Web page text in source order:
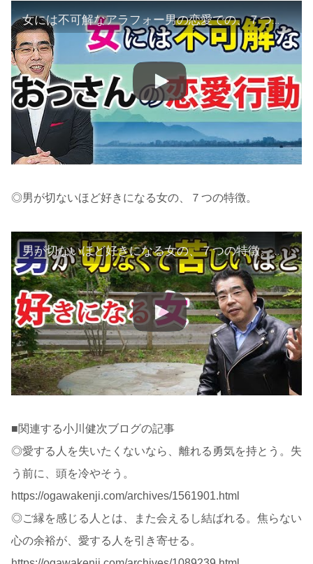
女には不可解なアラフォー男の恋愛での、７つの行動。おっさんの不思議な態度の裏にある本音。
◎男が切ないほど好きになる女の、７つの特徴。
男が切ないほど好きになる女の、７つの特徴。苦しくなるほど女を愛する男性心理。
■関連する小川健次ブログの記事
◎愛する人を失いたくないなら、離れる勇気を持とう。失
う前に、頭を冷やそう。
https://ogawakenji.com/archives/1561901.html
◎ご縁を感じる人とは、また会えるし結ばれる。焦らない
心の余裕が、愛する人を引き寄せる。